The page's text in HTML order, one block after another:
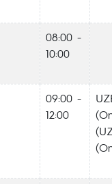
08:00 -
10:00
09:00 -
12:00